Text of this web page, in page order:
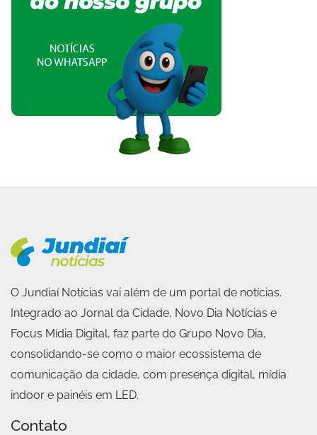
O Jundiaí Notícias vai além de um portal de notícias.
Integrado ao Jornal da Cidade, Novo Dia Notícias e
Focus Mídia Digital, faz parte do Grupo Novo Dia,
consolidando-se como o maior ecossistema de
comunicação da cidade, com presença digital, mídia
indoor e painéis em LED.
Contato